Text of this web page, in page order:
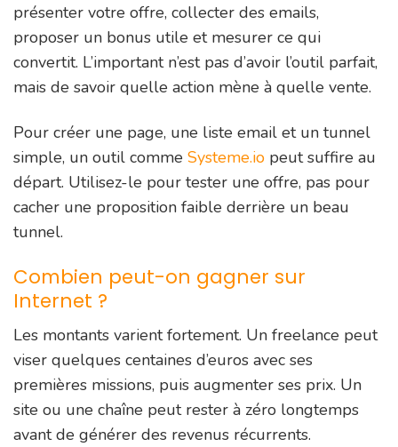
présenter votre offre, collecter des emails,
proposer un bonus utile et mesurer ce qui
convertit. L’important n’est pas d’avoir l’outil parfait,
mais de savoir quelle action mène à quelle vente.
Pour créer une page, une liste email et un tunnel
simple, un outil comme Systeme.io peut suffire au
départ. Utilisez-le pour tester une offre, pas pour
cacher une proposition faible derrière un beau
tunnel.
Combien peut-on gagner sur
Internet ?
Les montants varient fortement. Un freelance peut
viser quelques centaines d’euros avec ses
premières missions, puis augmenter ses prix. Un
site ou une chaîne peut rester à zéro longtemps
avant de générer des revenus récurrents.